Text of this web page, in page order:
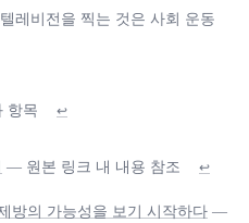
레비전을 찍는 것은 사회 운동
항목 ↩
— 원본 링크 내 내용 참조 ↩
방의 가능성을 보기 시작하다 —